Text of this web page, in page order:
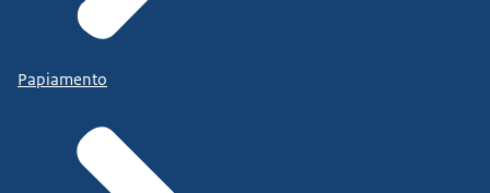
Papiamento